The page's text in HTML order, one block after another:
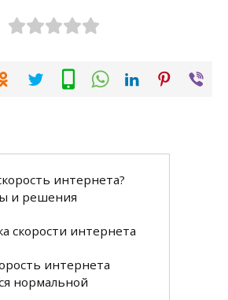
интернета?
и решения
скорости интернета
интернета
нормальной